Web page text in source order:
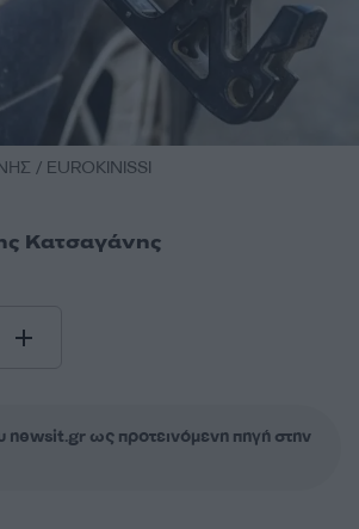
/ EUROKINISSI
Κατσαγάνης
newsit.gr ως προτεινόμενη πηγή στην